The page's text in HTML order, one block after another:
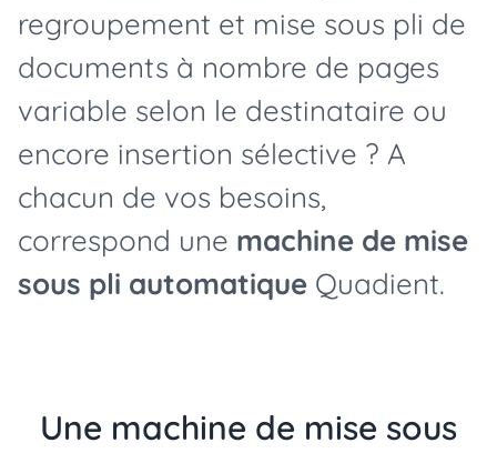
regroupement et mise sous pli de
documents à nombre de pages
variable selon le destinataire ou
encore insertion sélective ? A
chacun de vos besoins,
correspond une machine de mise
sous pli automatique Quadient.
Une machine de mise sous